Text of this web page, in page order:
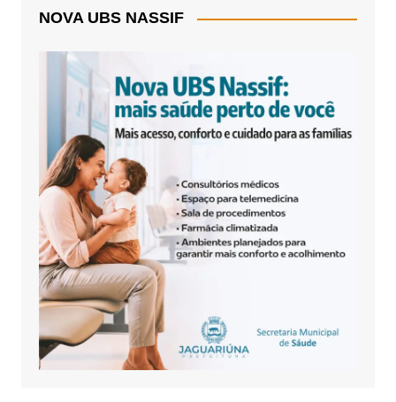
NOVA UBS NASSIF